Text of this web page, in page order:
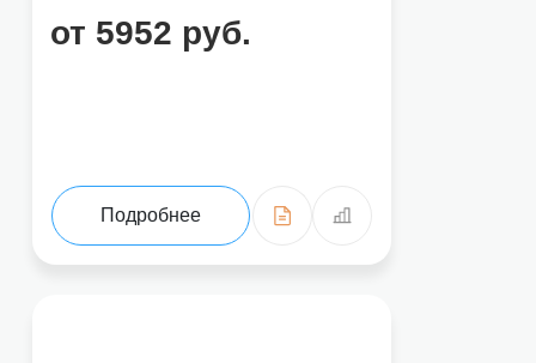
от 5952 руб.
Подробнее